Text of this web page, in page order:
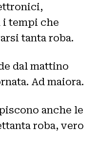
i tempi che
tanta roba.
dal mattino
Ad maiora.
anche le
roba, vero